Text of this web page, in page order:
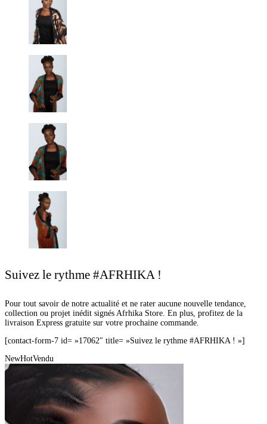
Suivez le rythme #AFRHIKA !
Pour tout savoir de notre actualité et ne rater aucune nouvelle tendance,
collection ou projet inédit signés Afrhika Store. En plus, profitez de la
livraison Express gratuite sur votre prochaine commande.
[contact-form-7 id= »17062″ title= »Suivez le rythme #AFRHIKA ! »]
NewHotVendu